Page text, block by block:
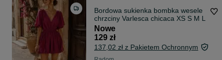
Bordowa sukienka bombka wesele
chrzciny Varlesca chicaca XS S M L
Nowe
129 zł
137,02 zł z Pakietem Ochronnym